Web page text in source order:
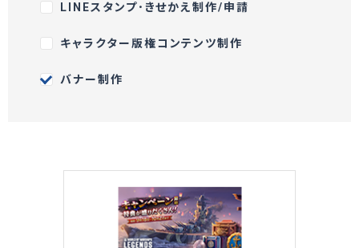
LINEスタンプ･きせかえ制作/申請
キャラクター版権コンテンツ制作
バナー制作